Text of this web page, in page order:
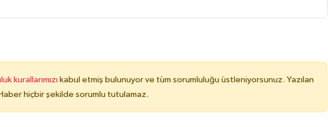
kurallarımızı kabul etmiş bulunuyor ve tüm sorumluluğu üstleniyorsunuz. Yazılan
hiçbir şekilde sorumlu tutulamaz.